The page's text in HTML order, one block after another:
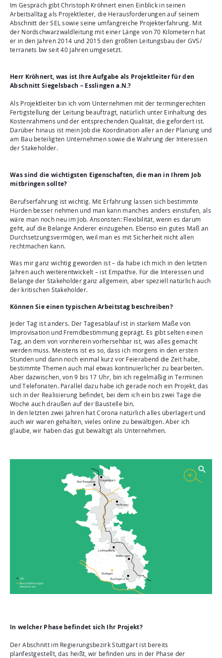
Im Gespräch gibt Christoph Kröhnert einen Einblick in seinen
Arbeitsalltag als Projektleiter, die Herausforderungen auf seinem
Abschnitt der SEL sowie seine umfangreiche Projekterfahrung. Mit
der Nordschwarzwaldleitung mit einer Länge von 70 Kilometern hat
er in den Jahren 2014 und 2015 den größten Leitungsbau der GVS/
terranets bw seit 40 Jahren umgesetzt.
Herr Kröhnert, was ist Ihre Aufgabe als Projektleiter für den
Abschnitt Siegelsbach – Esslingen a.N.?
Als Projektleiter bin ich vom Unternehmen mit der termingerechten
Fertigstellung der Leitung beauftragt, natürlich unter Einhaltung des
Kostenrahmens und der entsprechenden Qualität, die gefordert ist.
Darüber hinaus ist mein Job die Koordination aller an der Planung und
am Bau beteiligten Unternehmen sowie die Wahrung der Interessen
der Stakeholder.
Was sind die wichtigsten Eigenschaften, die man in Ihrem Job
mitbringen sollte?
Berufserfahrung ist wichtig. Mit Erfahrung lassen sich bestimmte
Hürden besser nehmen und man kann manches anders einstufen, als
wäre man noch neu im Job. Ansonsten: Flexibilität, wenn es darum
geht, auf die Belange Anderer einzugehen. Ebenso ein gutes Maß an
Durchsetzungsvermögen, weil man es mit Sicherheit nicht allen
rechtmachen kann.
Was mir ganz wichtig geworden ist – da habe ich mich in den letzten
Jahren auch weiterentwickelt – ist Empathie. Für die Interessen und
Belange der Stakeholder ganz allgemein, aber speziell natürlich auch
der kritischen Stakeholder.
Können Sie einen typischen Arbeitstag beschreiben?
Jeder Tag ist anders. Der Tagesablauf ist in starkem Maße von
Improvisation und Fremdbestimmung geprägt. Es gibt selten einen
Tag, an dem von vornherein vorhersehbar ist, was alles gemacht
werden muss. Meistens ist es so, dass ich morgens in den ersten
Stunden und dann noch einmal kurz vor Feierabend die Zeit habe,
bestimmte Themen auch mal etwas kontinuierlicher zu bearbeiten.
Aber dazwischen, von 9 bis 17 Uhr, bin ich regelmäßig in Terminen
und Telefonaten. Parallel dazu habe ich gerade noch ein Projekt, das
sich in der Realisierung befindet, bei dem ich ein bis zwei Tage die
Woche auch draußen auf der Baustelle bin.
In den letzten zwei Jahren hat Corona natürlich alles überlagert und
auch wir waren gehalten, vieles online zu bewältigen. Aber ich
glaube, wir haben das gut bewältigt als Unternehmen.
In welcher Phase befindet sich Ihr Projekt?
Der Abschnitt im Regierungsbezirk Stuttgart ist bereits
planfestgestellt, das heißt, wir befinden uns in der Phase der